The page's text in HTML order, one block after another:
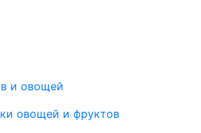
и овощей
овощей и фруктов